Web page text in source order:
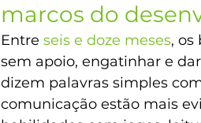
marcos do
Entre seis e doze meses, os
sem apoio, engatinhar e
dizem palavras simples
comunicação estão mais